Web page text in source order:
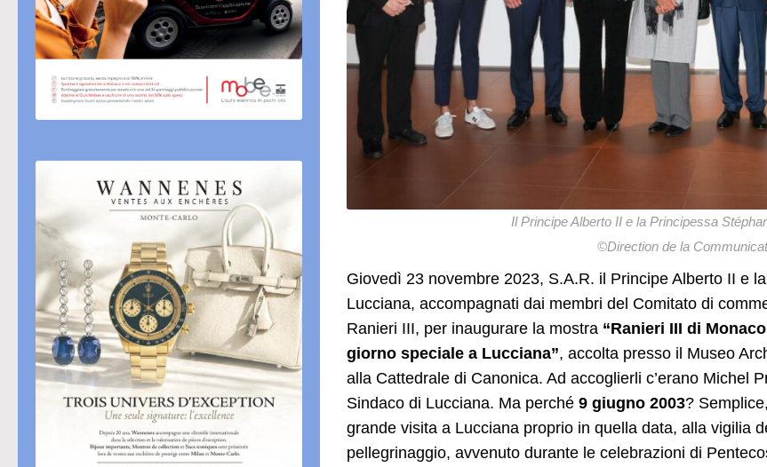
Il Principe Alberto II e la Principessa
©Direction de la
Giovedì 23 novembre 2023, S.A.R. il Principe Alberto II e
Lucciana, accompagnati dai membri del Comitato di
Ranieri III, per inaugurare la mostra “Ranieri III di
giorno speciale a Lucciana”, accolta presso il Museo
alla Cattedrale di Canonica. Ad accoglierli c’erano Michel
Sindaco di Lucciana. Ma perché 9 giugno 2003?
grande visita a Lucciana proprio in quella data, alla vigilia
pellegrinaggio, avvenuto durante le celebrazioni di